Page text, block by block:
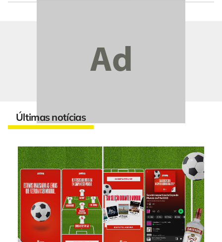
Últimas notícias